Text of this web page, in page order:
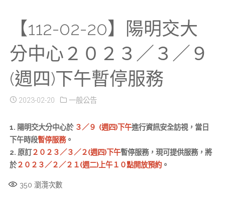
【112-02-20】陽明交大
分中心２０２３／３／９
(週四)下午暫停服務
2023-02-20 一般公告
1. 陽明交大分中心於 ３／９ (週四)下午進行資訊安全訪視，當日
下午時段暫停服務。
2. 原訂２０２３／３／２(週四)下午暫停服務，現可提供服務，將
於２０２３／２／２１(週二)上午１０點開放預約。
350 瀏灠次數